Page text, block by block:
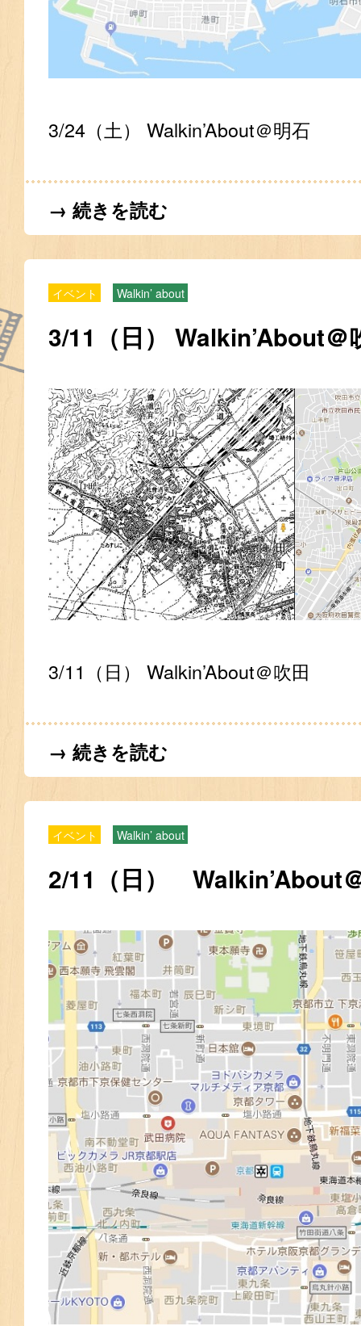
3/24（土） Walkin’About＠明石
→ 続きを読む
イベント Walkin’ about
3/11（日） Walkin’About＠
3/11（日） Walkin’About＠吹田
→ 続きを読む
イベント Walkin’ about
2/11（日） Walkin’About